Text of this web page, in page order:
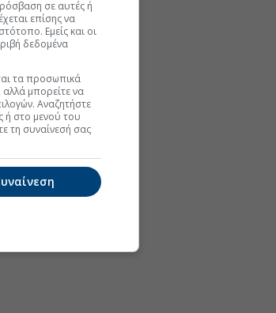
σε αυτές ή
επίσης να
Εμείς και οι
δεδομένα
τα προσωπικά
μπορείτε να
Αναζητήστε
ή στο μενού του
τη συναίνεσή σας